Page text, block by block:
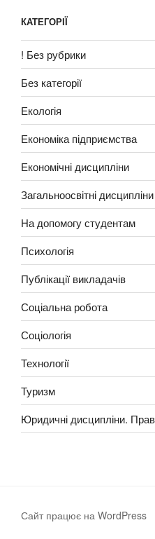
КАТЕГОРІЇ
! Без рубрики
Без категорії
Екологія
Економіка підприємства
Економічні дисципліни
Загальноосвітні дисципліни
На допомогу студентам
Психологія
Публікації викладачів
Соціальна робота
Соціологія
Технології
Туризм
Юридичні дисципліни.
Сайт працює на WordPress